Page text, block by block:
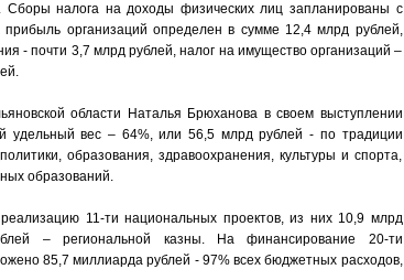
налога на доходы физических лиц запланированы с
организаций определен в сумме 12,4 млрд рублей,
- почти 3,7 млрд рублей, налог на имущество организаций –
области Наталья Брюханова в своем выступлении
удельный вес – 64%, или 56,5 млрд рублей - по традиции
образования, здравоохранения, культуры и спорта,
образований.
11-ти национальных проектов, из них 10,9 млрд
– региональной казны. На финансирование 20-ти
85,7 миллиарда рублей - 97% всех бюджетных расходов,